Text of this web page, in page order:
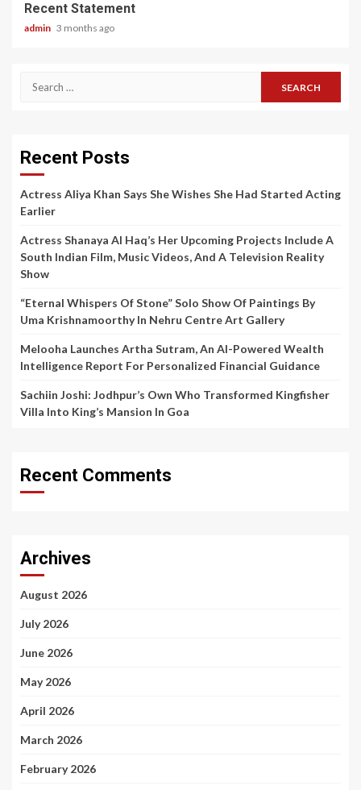
Recent Statement
admin 3 months ago
Search
Recent Posts
Actress Aliya Khan Says She Wishes She Had Started Acting
Earlier
Actress Shanaya Al Haq’s Her Upcoming Projects Include A
South Indian Film, Music Videos, And A Television Reality
Show
“Eternal Whispers Of Stone” Solo Show Of Paintings By
Uma Krishnamoorthy In Nehru Centre Art Gallery
Melooha Launches Artha Sutram, An AI-Powered Wealth
Intelligence Report For Personalized Financial Guidance
Sachiin Joshi: Jodhpur’s Own Who Transformed Kingfisher
Villa Into King’s Mansion In Goa
Recent Comments
Archives
August 2026
July 2026
June 2026
May 2026
April 2026
March 2026
February 2026